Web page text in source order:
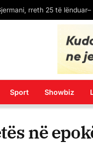
Sport Showbiz
në